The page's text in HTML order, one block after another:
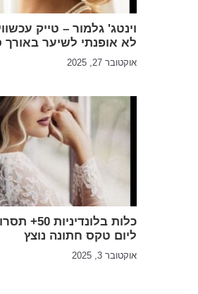
וינטג' גלמור – טייק
לא אופנתי לשיער באורך
אוקטובר 27, 2025
כלות
ליום טקס חתונה נוצץ
אוקטובר 3, 2025